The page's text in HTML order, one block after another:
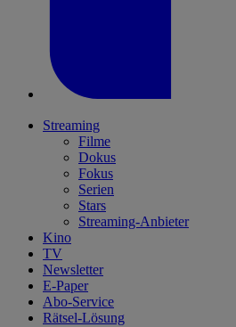
Streaming
Filme
Dokus
Fokus
Serien
Stars
Streaming-Anbieter
Kino
TV
Newsletter
E-Paper
Abo-Service
Rätsel-Lösung